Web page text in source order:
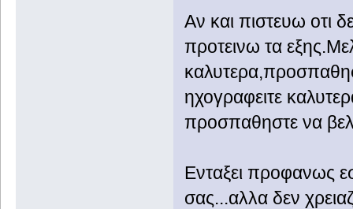
Αν και πιστευω οτι
προτεινω τα
ηχογραφειτε
προσπαθηστε να
Ενταξει προφανως
σας...αλλα δεν